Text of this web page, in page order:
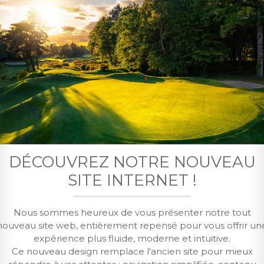
SÉNIORS DE SAINT-
Vie du Club /4ème Trophée Séniors de Saint-Germain
SÉNIORS DE SAINT-
DÉCOUVREZ NOTRE NOUVEAU
SITE INTERNET !
Nous sommes heureux de vous présenter notre tout
site web, entièrement repensé pour vous offrir
expérience plus fluide, moderne et intuitive.
Ce nouveau design remplace l'ancien site pour mieux